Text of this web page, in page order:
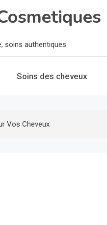
soins authentiques
Soins des cheveux
Vos Cheveux